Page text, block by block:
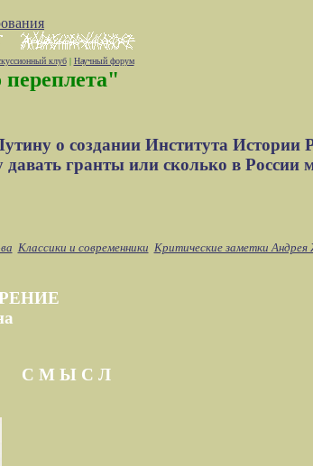
клуб| Научный форум
переплета"
о создании Института Истории
давать гранты или сколько в России
Классики и современники Критические заметки Андрея
С М Ы С Л